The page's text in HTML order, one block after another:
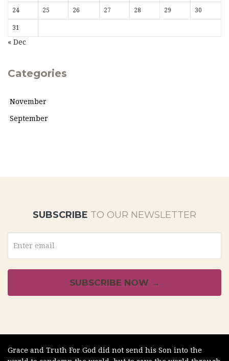
24 25 26 27 28 29 30
31
« Dec
Categories
November
September
SUBSCRIBE TO OUR NEWSLETTER
Grace and Truth For God did not send his Son into the